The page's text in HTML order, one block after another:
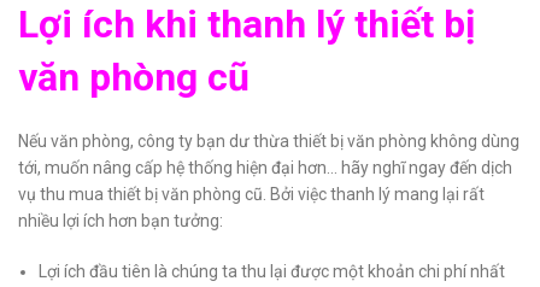
Lợi ích khi thanh lý thiết bị
văn phòng cũ
Nếu văn phòng, công ty bạn dư thừa thiết bị văn phòng không dùng
tới, muốn nâng cấp hệ thống hiện đại hơn… hãy nghĩ ngay đến dịch
vụ thu mua thiết bị văn phòng cũ. Bởi việc thanh lý mang lại rất
nhiều lợi ích hơn bạn tưởng:
Lợi ích đầu tiên là chúng ta thu lại được một khoản chi phí nhất